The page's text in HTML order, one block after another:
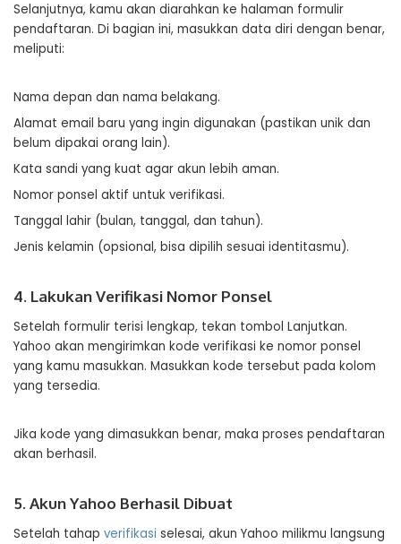
Selanjutnya, kamu akan diarahkan ke halaman formulir
pendaftaran. Di bagian ini, masukkan data diri dengan benar,
meliputi:
Nama depan dan nama belakang.
Alamat email baru yang ingin digunakan (pastikan unik dan
belum dipakai orang lain).
Kata sandi yang kuat agar akun lebih aman.
Nomor ponsel aktif untuk verifikasi.
Tanggal lahir (bulan, tanggal, dan tahun).
Jenis kelamin (opsional, bisa dipilih sesuai identitasmu).
4. Lakukan Verifikasi Nomor Ponsel
Setelah formulir terisi lengkap, tekan tombol Lanjutkan.
Yahoo akan mengirimkan kode verifikasi ke nomor ponsel
yang kamu masukkan. Masukkan kode tersebut pada kolom
yang tersedia.
Jika kode yang dimasukkan benar, maka proses pendaftaran
akan berhasil.
5. Akun Yahoo Berhasil Dibuat
Setelah tahap verifikasi selesai, akun Yahoo milikmu langsung